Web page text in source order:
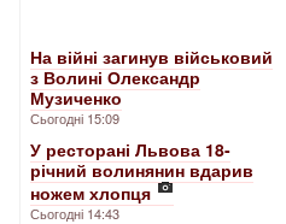
На війні загинув військовий
з Волині Олександр
Музиченко
Сьогодні 15:09
У ресторані Львова 18-
річний волинянин вдарив
ножем хлопця
Сьогодні 14:43